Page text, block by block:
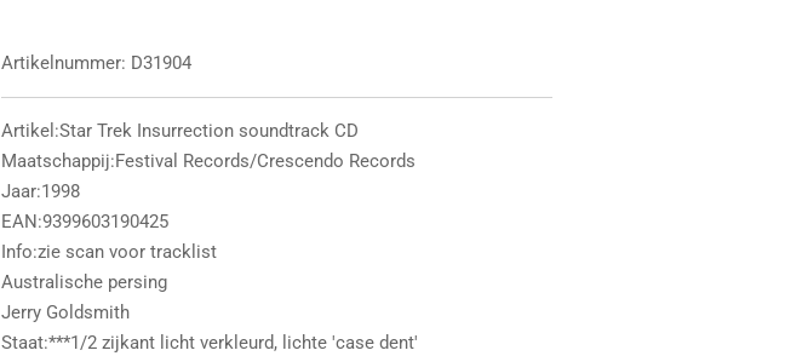
Artikelnummer: D31904
Artikel:Star Trek Insurrection soundtrack CD
Maatschappij:Festival Records/Crescendo Records
Jaar:1998
EAN:9399603190425
Info:zie scan voor tracklist
Australische persing
Jerry Goldsmith
Staat:***1/2 zijkant licht verkleurd, lichte 'case dent'